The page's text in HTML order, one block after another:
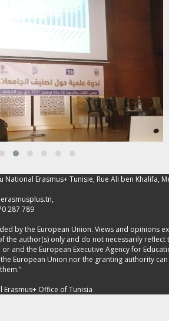
National Erasmus+ Tunisie, Rue Ali ben Khalifa,
,
287 789
by the European Union. Views and opinions
the author(s) only and do not necessarily reflect
and the European Executive Agency for
European Union nor the granting authority
Erasmus+ Office of Tunisia